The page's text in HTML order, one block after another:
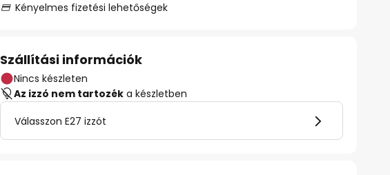
Kényelmes fizetési lehetőségek
Szállítási információk
Nincs készleten
Az izzó nem tartozék a készletben
Válasszon E27 izzót